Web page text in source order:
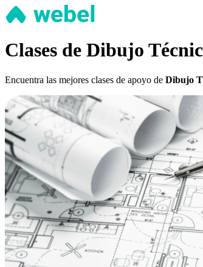
Clases de Dibujo
Encuentra las mejores clases de apoyo de Dibujo